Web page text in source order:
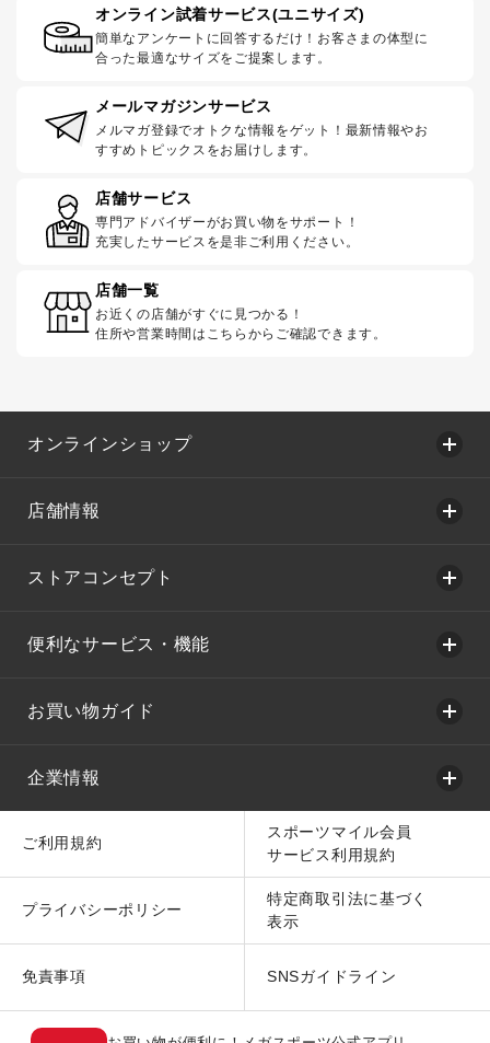
オンライン試着サービス(ユニサイズ)
簡単なアンケートに回答するだけ！お客さまの体型に
合った最適なサイズをご提案します。
メールマガジンサービス
メルマガ登録でオトクな情報をゲット！最新情報やお
すすめトピックスをお届けします。
店舗サービス
専門アドバイザーがお買い物をサポート！
充実したサービスを是非ご利用ください。
店舗一覧
お近くの店舗がすぐに見つかる！
住所や営業時間はこちらからご確認できます。
オンラインショップ
店舗情報
ストアコンセプト
便利なサービス・機能
お買い物ガイド
企業情報
ご利用規約
スポーツマイル会員
サービス利用規約
プライバシーポリシー
特定商取引法に基づく
表示
免責事項 SNSガイドライン